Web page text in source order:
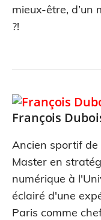
mieux-être, d’un
?!
François
Ancien sportif
Master en
numérique à
éclairé d'une
Paris comme